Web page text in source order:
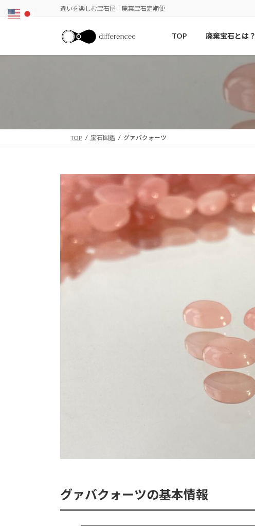
ツ
シ
違いを楽しむ宝石屋｜廃棄宝石定期便
TOP 廃棄宝石とは？
TOP 宝石図鑑 グァバクォーツ
グァバクォーツの基本情報